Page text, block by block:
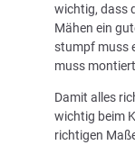
wichtig, dass
Mähen ein
stumpf muss
muss
Damit alles
wichtig beim
richtigen